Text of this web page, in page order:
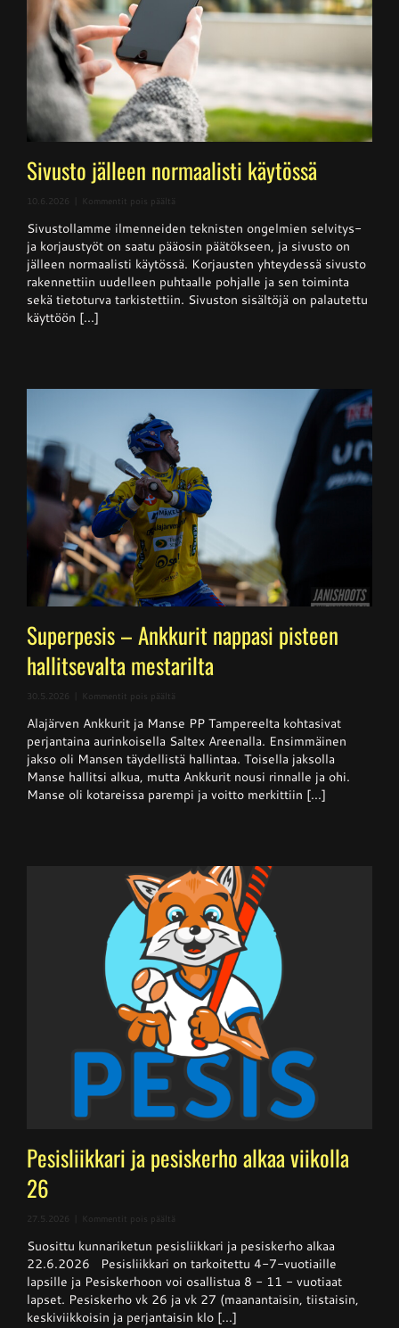
Sivusto jälleen normaalisti käytössä
10.6.2026 Kommentit pois päältä
jälleen
normaalisti
käytössä
Sivustollamme ilmenneiden teknisten ongelmien selvitys-
ja korjaustyöt on saatu pääosin päätökseen, ja sivusto on
jälleen normaalisti käytössä. Korjausten yhteydessä sivusto
rakennettiin uudelleen puhtaalle pohjalle ja sen toiminta
sekä tietoturva tarkistettiin. Sivuston sisältöjä on palautettu
käyttöön [...]
Superpesis – Ankkurit nappasi pisteen
hallitsevalta mestarilta
30.5.2026 Kommentit pois päältä
–
Ankkurit
nappasi
pisteen
hallitsevalta
mestarilta
Alajärven Ankkurit ja Manse PP Tampereelta kohtasivat
perjantaina aurinkoisella Saltex Areenalla. Ensimmäinen
jakso oli Mansen täydellistä hallintaa. Toisella jaksolla
Manse hallitsi alkua, mutta Ankkurit nousi rinnalle ja ohi.
Manse oli kotareissa parempi ja voitto merkittiin [...]
Pesisliikkari ja pesiskerho alkaa viikolla
26
27.5.2026 Kommentit pois päältä
ja
pesiskerho
alkaa
viikolla
26
Suosittu kunnariketun pesisliikkari ja pesiskerho alkaa
22.6.2026 Pesisliikkari on tarkoitettu 4-7-vuotiaille
lapsille ja Pesiskerhoon voi osallistua 8 - 11 - vuotiaat
lapset. Pesiskerho vk 26 ja vk 27 (maanantaisin, tiistaisin,
keskiviikkoisin ja perjantaisin klo [...]